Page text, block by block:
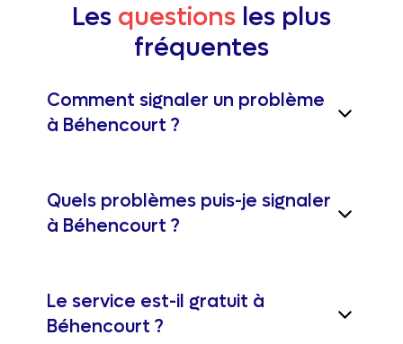
Les questions les plus
fréquentes
Comment signaler un problème
à Béhencourt ?
Quels problèmes puis-je signaler
à Béhencourt ?
Le service est-il gratuit à
Béhencourt ?